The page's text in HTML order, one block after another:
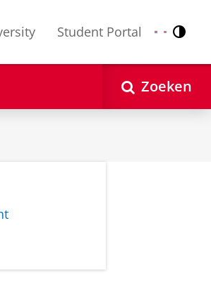
Student Portal Nederlands
English
Zoeken